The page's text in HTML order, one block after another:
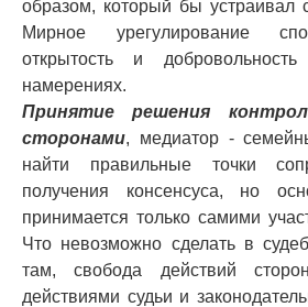
образом, который бы устраивал
Мирное урегулирование
открытость и
намерениях.
Принятие решения
сторонами, медиатор -
найти правильные точки
получения консенсуса, но
принимается только самими
Что невозможно сделать в
там, свобода действий
действиями судьи и